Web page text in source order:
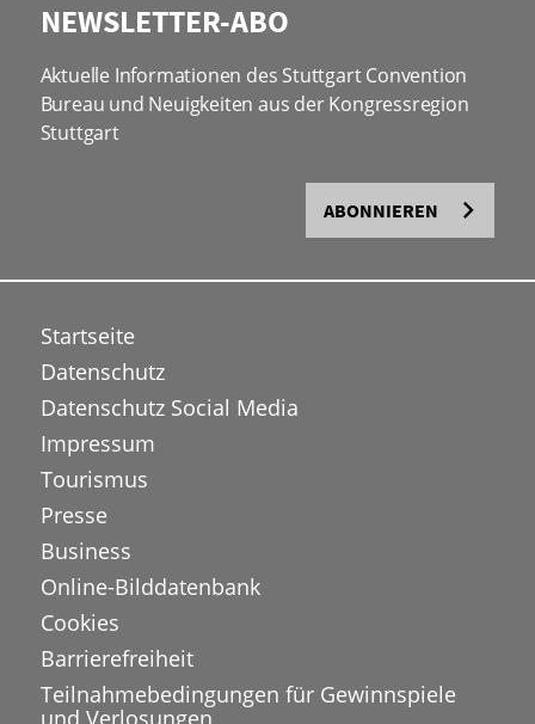
NEWSLETTER-ABO
Aktuelle Informationen des Stuttgart Convention
Bureau und Neuigkeiten aus der Kongressregion
Stuttgart
ABONNIEREN
Startseite
Datenschutz
Datenschutz Social Media
Impressum
Tourismus
Presse
Business
Online-Bilddatenbank
Cookies
Barrierefreiheit
Teilnahmebedingungen für Gewinnspiele
und Verlosungen